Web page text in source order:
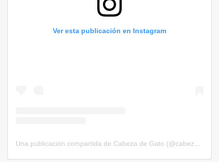
Ver esta publicación en Instagram
Una publicación compartida de Cabeza de Gato (@cabezadegatorevista)